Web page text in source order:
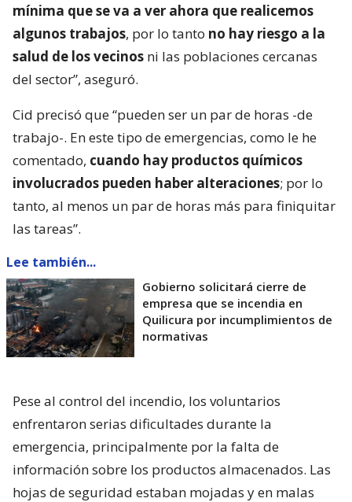
mínima que se va a ver ahora que realicemos
algunos trabajos, por lo tanto no hay riesgo a la
salud de los vecinos ni las poblaciones cercanas
del sector”, aseguró.
Cid precisó que “pueden ser un par de horas -de
trabajo-. En este tipo de emergencias, como le he
comentado, cuando hay productos químicos
involucrados pueden haber alteraciones; por lo
tanto, al menos un par de horas más para finiquitar
las tareas”.
Lee también...
Gobierno solicitará cierre de
empresa que se incendia en
Quilicura por incumplimientos de
normativas
Pese al control del incendio, los voluntarios
enfrentaron serias dificultades durante la
emergencia, principalmente por la falta de
información sobre los productos almacenados. Las
hojas de seguridad estaban mojadas y en malas